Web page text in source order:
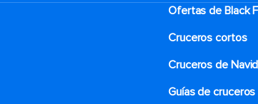
Ofertas de Black
Cruceros cortos
Cruceros de
Guías de cruceros